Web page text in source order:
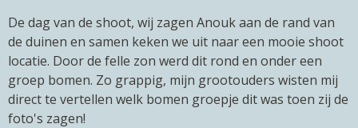
De dag van de shoot, wij zagen Anouk aan de rand van
de duinen en samen keken we uit naar een mooie shoot
locatie. Door de felle zon werd dit rond en onder een
groep bomen. Zo grappig, mijn grootouders wisten mij
direct te vertellen welk bomen groepje dit was toen zij de
foto's zagen!